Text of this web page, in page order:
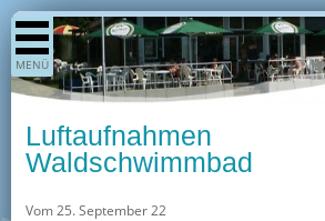
MENÜ
Shop
Aktuelles
Termine
Waldschwimmbad
Vom 25. September 22